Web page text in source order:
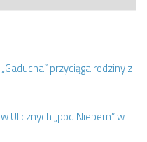
przyciąga rodziny z
Ulicznych „pod Niebem” w